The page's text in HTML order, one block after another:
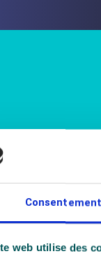
Consentement
web utilise des